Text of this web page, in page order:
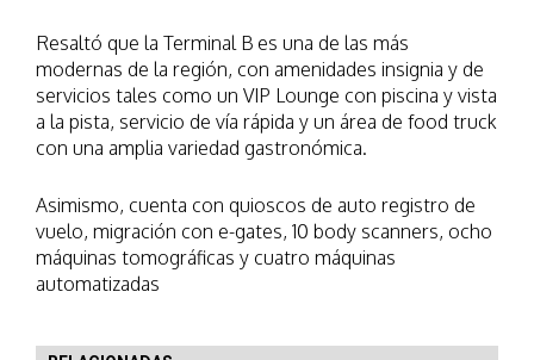
Resaltó que la Terminal B es una de las más
modernas de la región, con amenidades insignia y de
servicios tales como un VIP Lounge con piscina y vista
a la pista, servicio de vía rápida y un área de food truck
con una amplia variedad gastronómica.
Asimismo, cuenta con quioscos de auto registro de
vuelo, migración con e-gates, 10 body scanners, ocho
máquinas tomográficas y cuatro máquinas
automatizadas